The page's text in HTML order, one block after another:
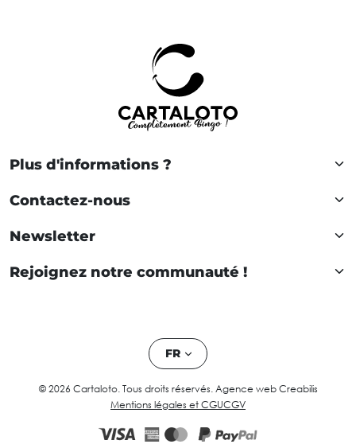
Plus d'informations ?
Contactez-nous
Newsletter
Rejoignez notre communauté !
FR
© 2026 Cartaloto. Tous droits réservés. Agence web Creabilis
Mentions légales et CGUCGV